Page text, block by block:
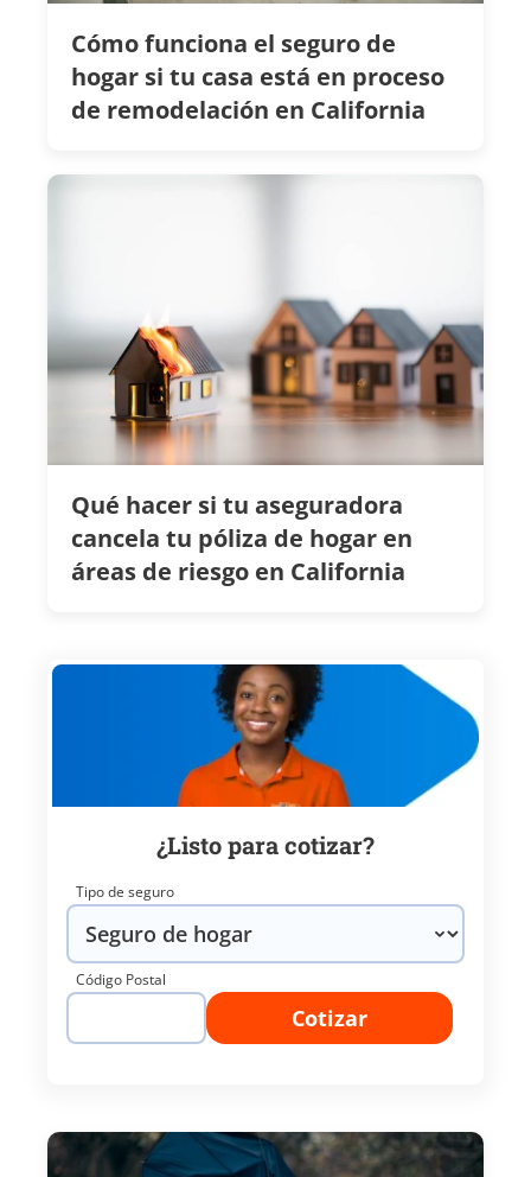
Cómo funciona el seguro de
hogar si tu casa está en proceso
de remodelación en California
Qué hacer si tu aseguradora
cancela tu póliza de hogar en
áreas de riesgo en California
¿Listo para cotizar?
Tipo de seguro
Código Postal
Cotizar